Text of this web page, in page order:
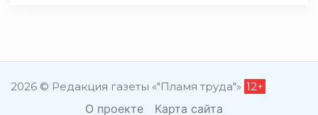
2026 © Редакция газеты «"Пламя труда"» 12+
О проекте Карта сайта